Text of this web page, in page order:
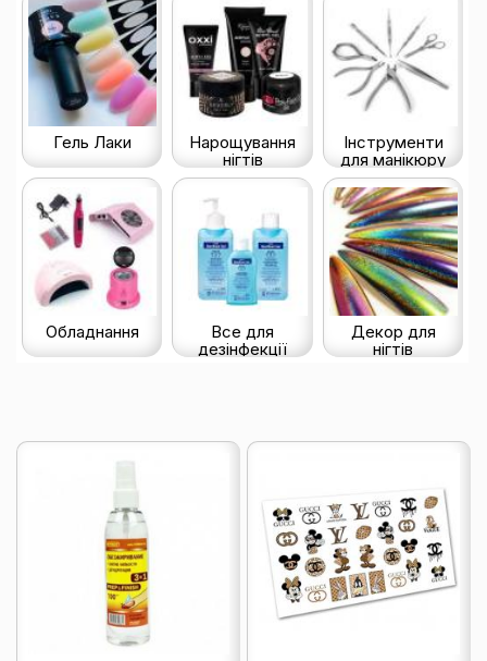
Гель Лаки
Нарощування
нігтів
Інструменти
для манікюру
Обладнання
Все для
дезінфекції
Декор для
нігтів